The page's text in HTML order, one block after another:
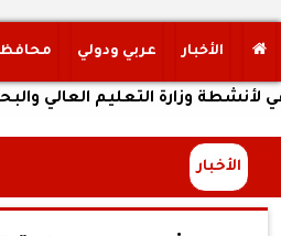
الأخبار عربي ودولي
التعليم العالي والبحث العلمي
الأخبار